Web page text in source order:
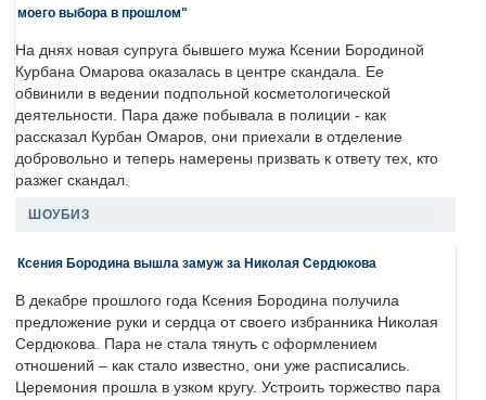
моего выбора в прошлом"
На днях новая супруга бывшего мужа Ксении Бородиной
Курбана Омарова оказалась в центре скандала. Ее
обвинили в ведении подпольной косметологической
деятельности. Пара даже побывала в полиции - как
рассказал Курбан Омаров, они приехали в отделение
добровольно и теперь намерены призвать к ответу тех, кто
разжег скандал.
ШОУБИЗ
Ксения Бородина вышла замуж за Николая Сердюкова
В декабре прошлого года Ксения Бородина получила
предложение руки и сердца от своего избранника Николая
Сердюкова. Пара не стала тянуть с оформлением
отношений – как стало известно, они уже расписались.
Церемония прошла в узком кругу. Устроить торжество пара